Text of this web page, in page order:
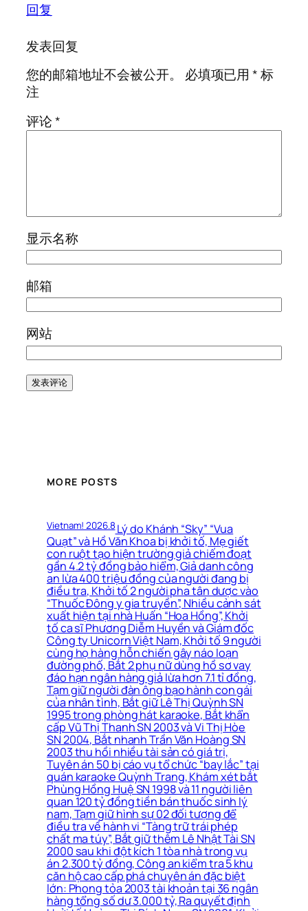
回复
发表回复
您的邮箱地址不会被公开。
必填项已用*标
注
评论*
显示名称
邮箱
网站
MORE POSTS
Vietnam! 2026.8Lý do Khánh “Sky” “Vua
Quạt” và Hồ Văn Khoa bị khởi tố, Mẹ giết
con ruột tạo hiện trường giả chiếm đoạt
gần 4.2 tỷ đồng bảo hiểm, Giả danh công
an lừa 400 triệu đồng của người đang bị
điều tra, Khởi tố 2 người pha tân dược vào
“Thuốc Đông y gia truyền”, Nhiều cảnh sát
xuất hiện tại nhà Huấn “Hoa Hồng”, Khởi
tố ca sĩ Phương Diễm Huyền và Giám đốc
Công ty Unicorn Việt Nam, Khởi tố 9 người
cùng họ hàng hỗn chiến gây náo loạn
đường phố, Bắt 2 phụ nữ dùng hồ sơ vay
đáo hạn ngân hàng giả lừa hơn 7.1 tỉ đồng,
Tạm giữ người đàn ông bạo hành con gái
của nhân tình, Bắt giữ Lê Thị Quỳnh SN
1995 trong phòng hát karaoke, Bắt khẩn
cấp Vũ Thị Thanh SN 2003 và Vi Thị Hòe
SN 2004, Bắt nhanh Trần Văn Hoàng SN
2003 thu hồi nhiều tài sản có giá trị,
Tuyên án 50 bị cáo vụ tổ chức “bay lắc” tại
quán karaoke Quỳnh Trang, Khám xét bắt
Phùng Hồng Huệ SN 1998 và 11 người liên
quan 120 tỷ đồng tiền bán thuốc sinh lý
nam, Tạm giữ hình sự 02 đối tượng để
điều tra về hành vi “Tàng trữ trái phép
chất ma túy”, Bắt giữ thêm Lê Nhật Tài SN
2000 sau khi đột kích 1 tòa nhà trong vụ
án 2.300 tỷ đồng, Công an kiểm tra 5 khu
căn hộ cao cấp phá chuyên án đặc biệt
lớn: Phong tỏa 2003 tài khoản tại 36 ngân
hàng tổng số dư 3.000 tỷ, Ra quyết định